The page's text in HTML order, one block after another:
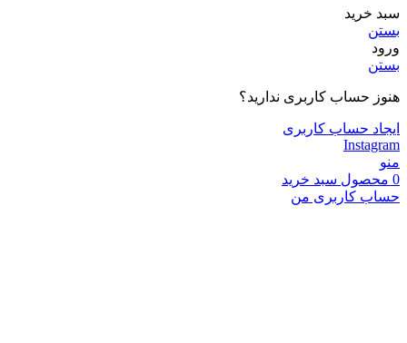
سبد خرید
بستن
ورود
بستن
هنوز حساب کاربری ندارید؟
ایجاد حساب کاربری
Instagram
منو
0 محصول سبد خرید
حساب کاربری من